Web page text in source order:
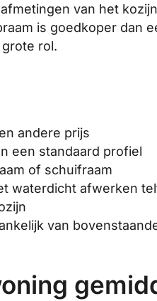
van het
is goedkoper dan
rol.
andere prijs
een standaard profiel
of schuifraam
waterdicht afwerken
van